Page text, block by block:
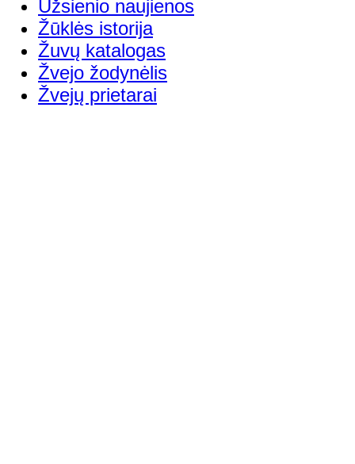
Užsienio naujienos
Žūklės istorija
Žuvų katalogas
Žvejo žodynėlis
Žvejų prietarai